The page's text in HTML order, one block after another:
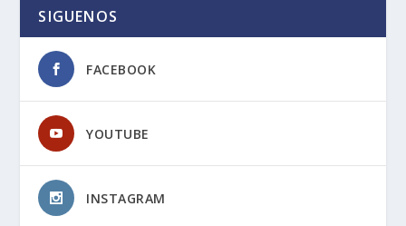
SIGUENOS
FACEBOOK
YOUTUBE
INSTAGRAM